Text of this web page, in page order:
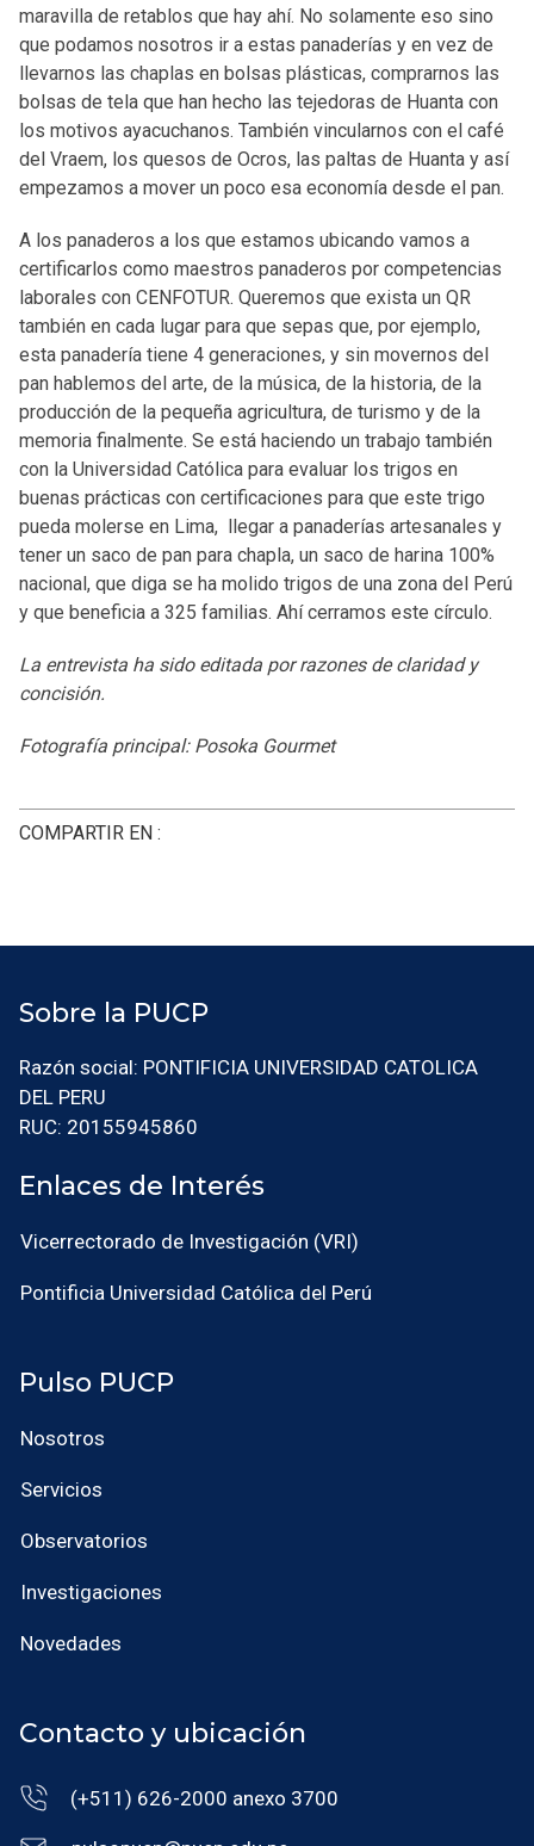
maravilla de retablos que hay ahí. No solamente eso sino
que podamos nosotros ir a estas panaderías y en vez de
llevarnos las chaplas en bolsas plásticas, comprarnos las
bolsas de tela que han hecho las tejedoras de Huanta con
los motivos ayacuchanos. También vincularnos con el café
del Vraem, los quesos de Ocros, las paltas de Huanta y así
empezamos a mover un poco esa economía desde el pan.
A los panaderos a los que estamos ubicando vamos a
certificarlos como maestros panaderos por competencias
laborales con CENFOTUR. Queremos que exista un QR
también en cada lugar para que sepas que, por ejemplo,
esta panadería tiene 4 generaciones, y sin movernos del
pan hablemos del arte, de la música, de la historia, de la
producción de la pequeña agricultura, de turismo y de la
memoria finalmente. Se está haciendo un trabajo también
con la Universidad Católica para evaluar los trigos en
buenas prácticas con certificaciones para que este trigo
pueda molerse en Lima, llegar a panaderías artesanales y
tener un saco de pan para chapla, un saco de harina 100%
nacional, que diga se ha molido trigos de una zona del Perú
y que beneficia a 325 familias. Ahí cerramos este círculo.
La entrevista ha sido editada por razones de claridad y
concisión.
Fotografía principal: Posoka Gourmet
COMPARTIR EN :
Sobre la PUCP
Razón social: PONTIFICIA UNIVERSIDAD CATOLICA
DEL PERU
RUC: 20155945860
Enlaces de Interés
Vicerrectorado de Investigación (VRI)
Pontificia Universidad Católica del Perú
Pulso PUCP
Nosotros
Servicios
Observatorios
Investigaciones
Novedades
Contacto y ubicación
(+511) 626-2000 anexo 3700